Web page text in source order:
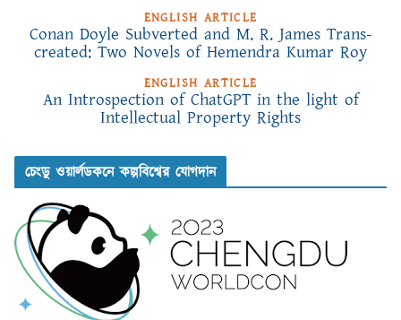
ENGLISH ARTICLE
Conan Doyle Subverted and M. R. James Trans-
created: Two Novels of Hemendra Kumar Roy
ENGLISH ARTICLE
An Introspection of ChatGPT in the light of
Intellectual Property Rights
চেংডু ওয়ার্লডকনে কল্পবিশ্বের যোগদান